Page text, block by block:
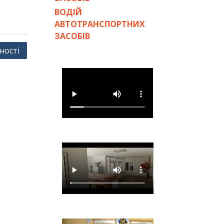
ВОДІЙ
АВТОТРАНСПОРТНИХ
ЗАСОБІВ